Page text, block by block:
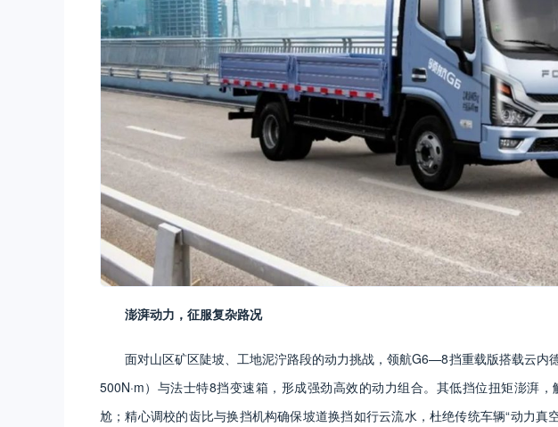
澎湃动力，征服复杂路况
面对山区矿区陡坡、工地泥泞路段的动力挑战，领航G6—8挡重载版搭载云内
500N·m）与法士特8挡变速箱，形成强劲高效的动力组合。其低挡位扭矩澎湃
尬；精心调校的齿比与换挡机构确保坡道换挡如行云流水，杜绝传统车辆“动力真